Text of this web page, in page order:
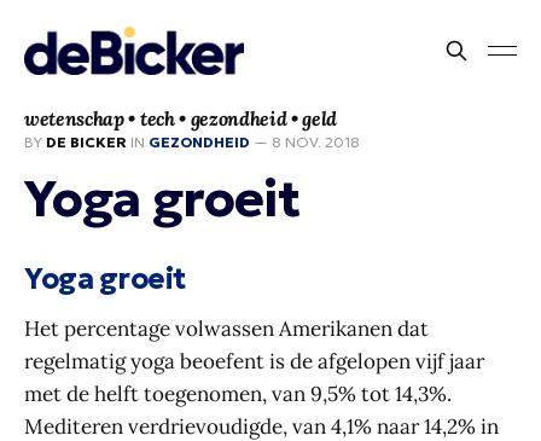
wetenschap • tech • gezondheid • geld
BY DE BICKER IN GEZONDHEID — 8 NOV. 2018
Yoga groeit
Yoga groeit
Het percentage volwassen Amerikanen dat
regelmatig yoga beoefent is de afgelopen vijf jaar
met de helft toegenomen, van 9,5% tot 14,3%.
Mediteren verdrievoudigde, van 4,1% naar 14,2% in